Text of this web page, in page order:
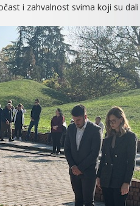
i zahvalnost svima koji su